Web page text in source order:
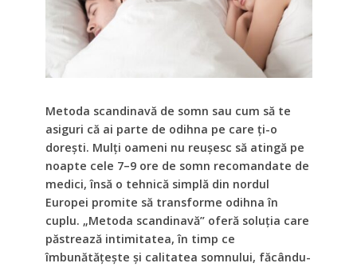
Metoda scandinavă de somn sau cum să te
asiguri că ai parte de odihna pe care ți-o
dorești. Mulți oameni nu reușesc să atingă pe
noapte cele 7–9 ore de somn recomandate de
medici, însă o tehnică simplă din nordul
Europei promite să transforme odihna în
cuplu. „Metoda scandinavă” oferă soluția care
păstrează intimitatea, în timp ce
îmbunătățește și calitatea somnului, făcându-